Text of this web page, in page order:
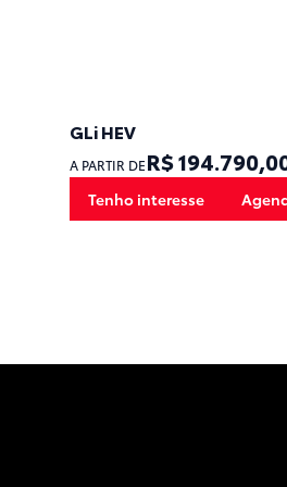
GLi HEV
A PARTIR DER$
Tenho interesse